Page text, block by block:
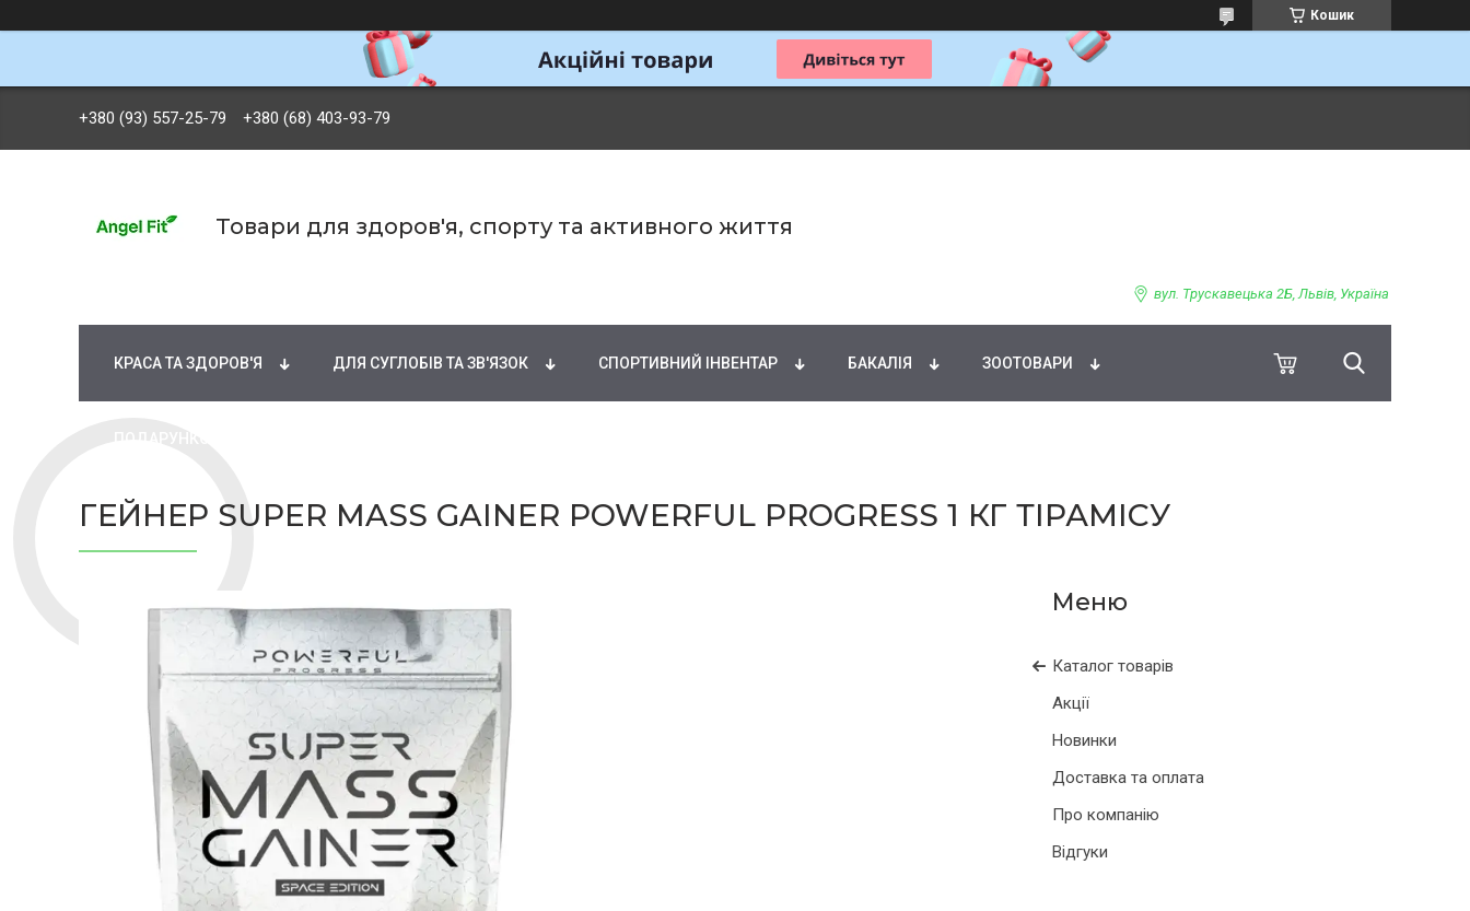
Кошик
+380 (93) 557-25-79 +380 (68) 403-93-79
Товари для здоров'я, спорту та активного життя
вул. Трускавецька 2Б, Львів, Україна
КРАСА ТА ЗДОРОВ'Я ДЛЯ СУГЛОБІВ ТА ЗВ'ЯЗОК СПОРТИВНИЙ ІНВЕНТАР БАКАЛІЯ ЗООТОВАРИ
ГЕЙНЕР SUPER MASS GAINER POWERFUL PROGRESS 1 КГ ТІРАМІСУ
Каталог товарів
Акції
Новинки
Доставка та оплата
Про компанію
Відгуки